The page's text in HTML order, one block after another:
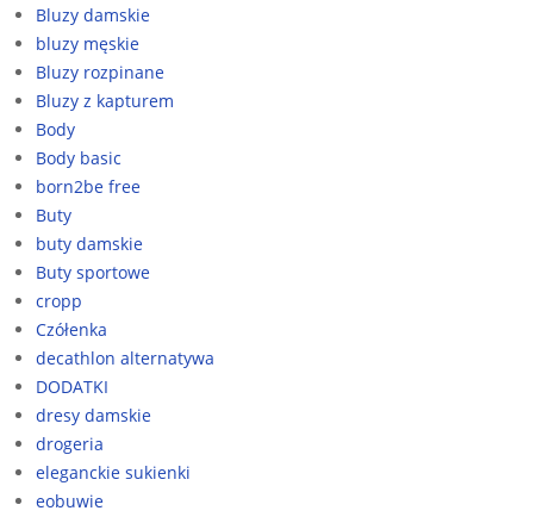
Bluzy damskie
bluzy męskie
Bluzy rozpinane
Bluzy z kapturem
Body
Body basic
born2be free
Buty
buty damskie
Buty sportowe
cropp
Czółenka
decathlon alternatywa
DODATKI
dresy damskie
drogeria
eleganckie sukienki
eobuwie